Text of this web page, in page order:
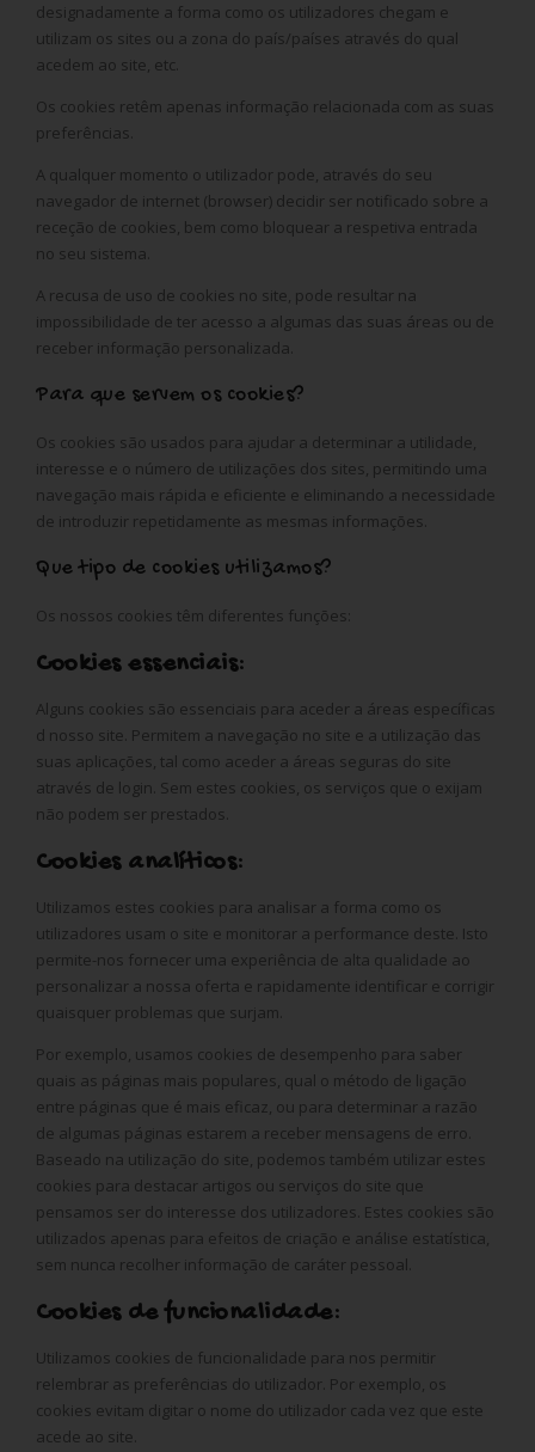
designadamente a forma como os utilizadores chegam e
utilizam os sites ou a zona do país/países através do qual
acedem ao site, etc.
Os cookies retêm apenas informação relacionada com as suas
preferências.
A qualquer momento o utilizador pode, através do seu
navegador de internet (browser) decidir ser notificado sobre a
receção de cookies, bem como bloquear a respetiva entrada
no seu sistema.
A recusa de uso de cookies no site, pode resultar na
impossibilidade de ter acesso a algumas das suas áreas ou de
receber informação personalizada.
Para que servem os cookies?
Os cookies são usados para ajudar a determinar a utilidade,
interesse e o número de utilizações dos sites, permitindo uma
navegação mais rápida e eficiente e eliminando a necessidade
de introduzir repetidamente as mesmas informações.
Que tipo de cookies utilizamos?
Os nossos cookies têm diferentes funções:
Cookies essenciais:
Alguns cookies são essenciais para aceder a áreas específicas
d nosso site. Permitem a navegação no site e a utilização das
suas aplicações, tal como aceder a áreas seguras do site
através de login. Sem estes cookies, os serviços que o exijam
não podem ser prestados.
Cookies analíticos:
Utilizamos estes cookies para analisar a forma como os
utilizadores usam o site e monitorar a performance deste. Isto
permite-nos fornecer uma experiência de alta qualidade ao
personalizar a nossa oferta e rapidamente identificar e corrigir
quaisquer problemas que surjam.
Por exemplo, usamos cookies de desempenho para saber
quais as páginas mais populares, qual o método de ligação
entre páginas que é mais eficaz, ou para determinar a razão
de algumas páginas estarem a receber mensagens de erro.
Baseado na utilização do site, podemos também utilizar estes
cookies para destacar artigos ou serviços do site que
pensamos ser do interesse dos utilizadores. Estes cookies são
utilizados apenas para efeitos de criação e análise estatística,
sem nunca recolher informação de caráter pessoal.
Cookies de funcionalidade:
Utilizamos cookies de funcionalidade para nos permitir
relembrar as preferências do utilizador. Por exemplo, os
cookies evitam digitar o nome do utilizador cada vez que este
acede ao site.